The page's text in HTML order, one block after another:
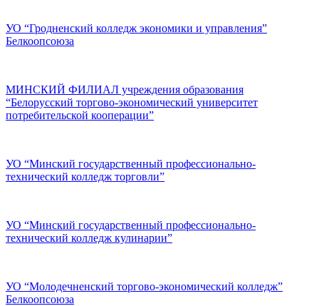
УО “Гродненский колледж экономики и управления”
Белкоопсоюза
МИНСКИЙ ФИЛИАЛ учреждения образования
“Белорусский торгово-экономический университет
потребительской кооперации”
УО “Минский государственный профессионально-
технический колледж торговли”
УО “Минский государственный профессионально-
технический колледж кулинарии”
УО “Молодечненский торгово-экономический колледж”
Белкоопсоюза